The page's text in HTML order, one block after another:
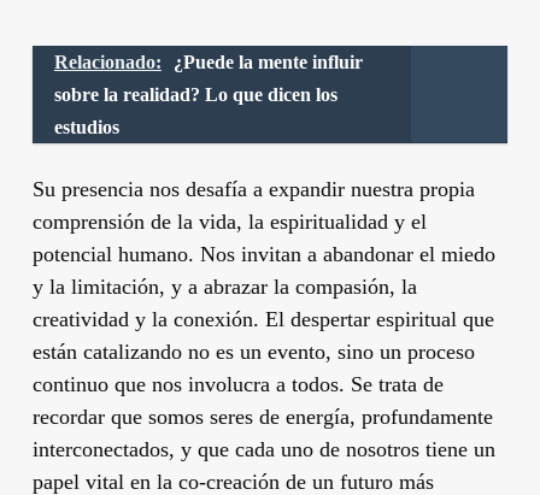
Relacionado:
¿Puede la mente influir
sobre la realidad? Lo que dicen los
estudios
Su presencia nos desafía a expandir nuestra propia
comprensión de la vida, la espiritualidad y el
potencial humano. Nos invitan a abandonar el miedo
y la limitación, y a abrazar la compasión, la
creatividad y la conexión. El despertar espiritual que
están catalizando no es un evento, sino un proceso
continuo que nos involucra a todos. Se trata de
recordar que somos seres de energía, profundamente
interconectados, y que cada uno de nosotros tiene un
papel vital en la co-creación de un futuro más